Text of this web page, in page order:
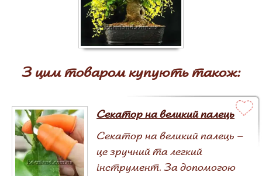
З цим товаром купують також:
Секатор на великий палець
Секатор на великий палець –
це зручний та легкий
інструмент. За допомогою